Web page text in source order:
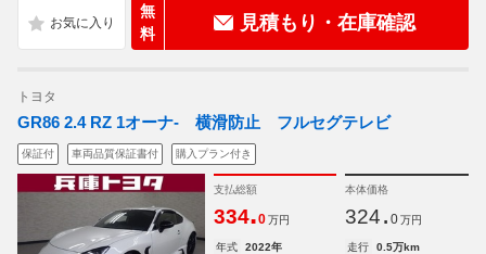
無
料
見積もり・在庫確認
トヨタ
GR86 2.4 RZ 1オーナ- 横滑防止 フルセグテレビ
保証付 車両品質保証書付 購入プラン付き
支払総額
334.0 万円
本体価格
324. 0 万円
年式 2022年 走行
0.5万km